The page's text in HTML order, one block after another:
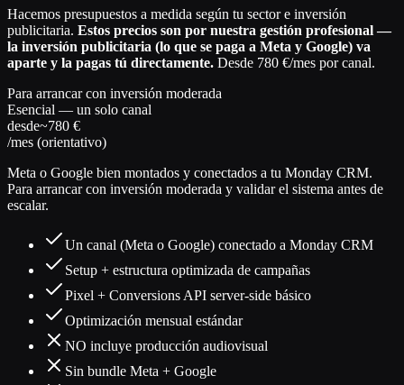
Hacemos presupuestos a medida según tu sector e inversión
publicitaria. Estos precios son por nuestra gestión profesional —
la inversión publicitaria (lo que se paga a Meta y Google) va
aparte y la pagas tú directamente. Desde 780 €/mes por canal.
Para arrancar con inversión moderada
Esencial — un solo canal
desde~780 €
/mes (orientativo)
Meta o Google bien montados y conectados a tu Monday CRM.
Para arrancar con inversión moderada y validar el sistema antes de
escalar.
Un canal (Meta o Google) conectado a Monday CRM
Setup + estructura optimizada de campañas
Pixel + Conversions API server-side básico
Optimización mensual estándar
NO incluye producción audiovisual
Sin bundle Meta + Google